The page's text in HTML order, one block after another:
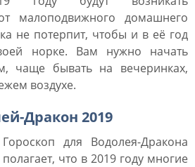
малоподвижного домашнего
не потерпит, чтобы и в её год
норке. Вам нужно начать
чаще бывать на вечеринках,
воздухе.
Дракон 2019
Гороскоп для Водолея-Дракона
полагает, что в 2019 году многие